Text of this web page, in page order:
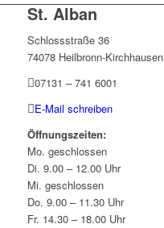
St. Alban
Schlossstraße 36
74078 Heilbronn-Kirchhausen
07131 – 741 6001
E-Mail schreiben
Öffnungszeiten:
Mo. geschlossen
Di. 9.00 – 12.00 Uhr
Mi. geschlossen
Do. 9.00 – 11.30 Uhr
Fr. 14.30 – 18.00 Uhr